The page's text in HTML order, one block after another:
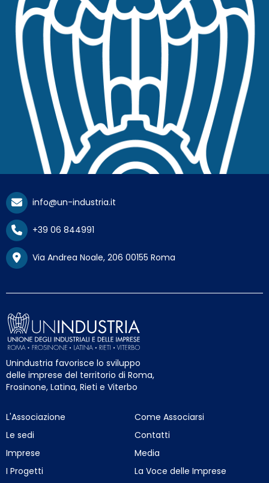
info@un-industria.it
+39 06 844991
Via Andrea Noale, 206 00155 Roma
Unindustria favorisce lo sviluppo
delle imprese del territorio di Roma,
Frosinone, Latina, Rieti e Viterbo
L'Associazione
Le sedi
Imprese
I Progetti
Come Associarsi
Contatti
Media
La Voce delle Imprese